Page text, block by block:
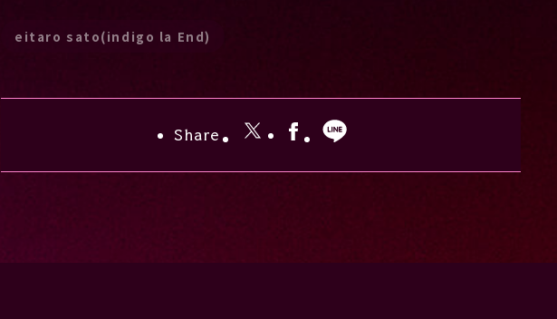
eitaro sato(indigo la End)
Share